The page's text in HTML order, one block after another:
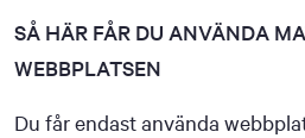
SÅ HÄR FÅR DU ANVÄNDA
WEBBPLATSEN
Du får endast använda